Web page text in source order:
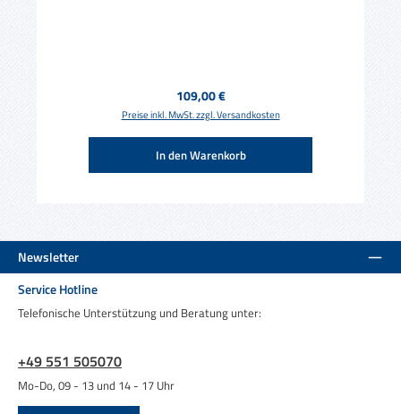
Regulärer Preis:
109,00 €
Preise inkl. MwSt. zzgl. Versandkosten
In den Warenkorb
Newsletter
Service Hotline
Telefonische Unterstützung und Beratung unter:
+49 551 505070
Mo-Do, 09 - 13 und 14 - 17 Uhr